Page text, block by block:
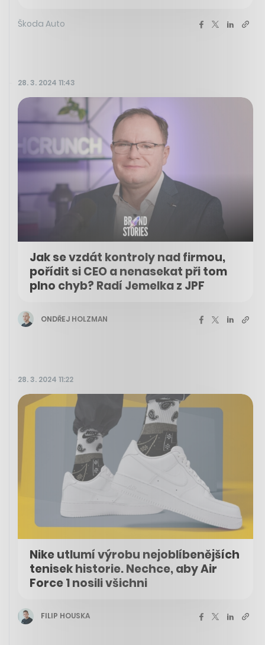
Škoda Auto
28. 3. 2024 11:43
Jak se vzdát kontroly nad firmou,
pořídit si CEO a nenasekat při tom
plno chyb? Radí Jemelka z JPF
ONDŘEJ HOLZMAN
28. 3. 2024 11:22
Nike utlumí výrobu nejoblíbenějších
tenisek historie. Nechce, aby Air
Force 1 nosili všichni
FILIP HOUSKA